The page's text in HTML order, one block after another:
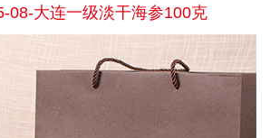
08-大连一级淡干海参100克